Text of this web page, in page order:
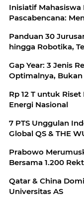
Inisiatif
Pascabencana:
Panduan 30
hingga Robotika,
Gap Year: 3 Jenis
Optimalnya,
Rp 12 T untuk
Energi Nasional
7 PTS Unggulan
Global QS & THE
Prabowo
Bersama 1.200
Qatar & China
Universitas AS